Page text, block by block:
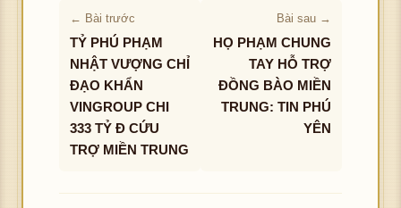
← Bài trước
TỶ PHÚ PHẠM
NHẬT VƯỢNG CHỈ
ĐẠO KHẨN
VINGROUP CHI
333 TỶ Đ CỨU
TRỢ MIỀN TRUNG
Bài sau →
HỌ PHẠM CHUNG
TAY HỖ TRỢ
ĐỒNG BÀO MIỀN
TRUNG: TIN PHÚ
YÊN